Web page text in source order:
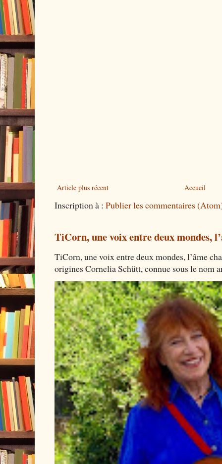
Article plus récent Accueil
Inscription à : Publier les commentaires
TiCorn, une voix entre deux mondes,
TiCorn, une voix entre deux mondes, l’âme
origines Cornelia Schütt, connue sous le nom